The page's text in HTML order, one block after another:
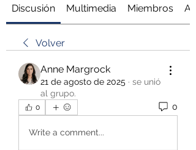
Discusión Multimedia Miembros
Volver
Anne Margrock
21 de agosto de 2025 · se unió
al grupo.
0 0
Write a comment...